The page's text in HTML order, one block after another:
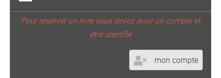
Pour réserver un livre vous devez avoir un compte et
être identifié
mon compte